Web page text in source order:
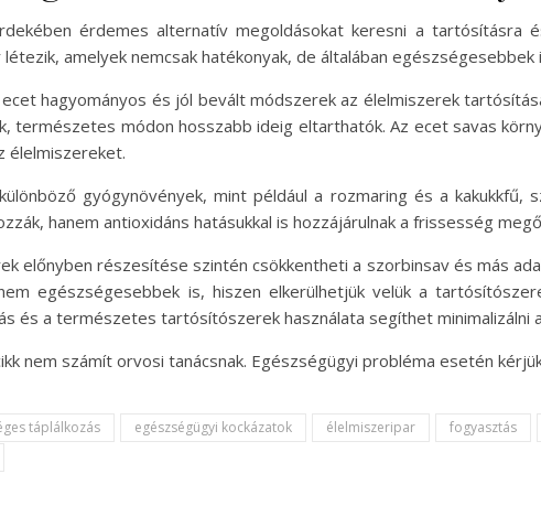
érdemes alternatív megoldásokat keresni a tartósításra
amelyek nemcsak hatékonyak, de általában egészségesebbek
hagyományos és jól bevált módszerek az élelmiszerek
természetes módon hosszabb ideig eltarthatók. Az ecet savas
élelmiszereket.
gyógynövények, mint például a rozmaring és a
hanem antioxidáns hatásukkal is hozzájárulnak a frissesség
előnyben részesítése szintén csökkentheti a szorbinsav és más
egészségesebbek is, hiszen elkerülhetjük velük a
és a természetes tartósítószerek használata segíthet minimalizálni
nem számít orvosi tanácsnak. Egészségügyi probléma esetén
táplálkozás egészségügyi kockázatok élelmiszeripar fogyasztás